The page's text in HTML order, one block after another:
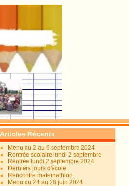
Articles Récents
Menu du 2 au 6 septembre 2024
Rentrée scolaire lundi 2 septembre
Rentrée lundi 2 septembre 2024
Derniers jours d'école...
Rencontre maternathlon
Menu du 24 au 28 juin 2024